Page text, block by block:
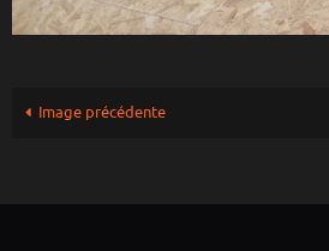
Image précédente